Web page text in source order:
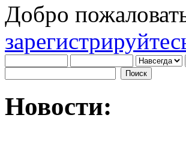
Добро
Новости: